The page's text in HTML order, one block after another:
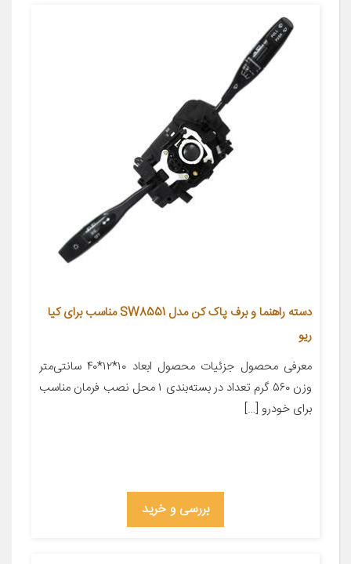
دسته راهنما و برف پاک کن مدل SW8551 مناسب برای کیا
ریو
معرفی محصول جزئیات محصول ابعاد ۱۰*۱۲*۴۰ سانتی‌متر
وزن ۵۶۰ گرم تعداد در بسته‌بندی ۱ محل نصب فرمان مناسب
برای خودرو […]
بررسی و خرید